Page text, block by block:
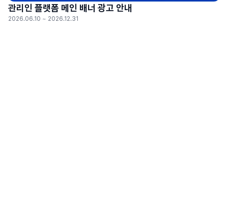
관리인 플랫폼 메인 배너 광고 안내
2026.06.10 ~ 2026.12.31